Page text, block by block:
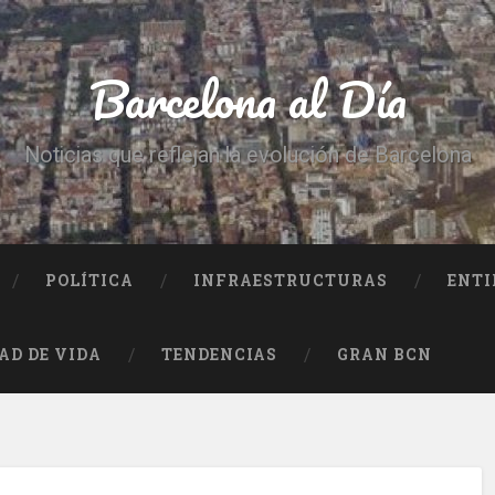
Barcelona al Día
Noticias que reflejan la evolución de Barcelona
POLÍTICA INFRAESTRUCTURAS
DE VIDA TENDENCIAS GRAN BCN